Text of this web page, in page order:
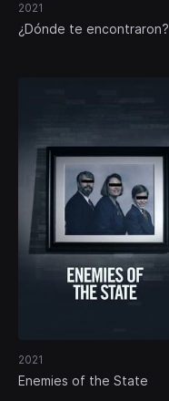
2021
¿Dónde te encontraron?
2021
Enemies of the State